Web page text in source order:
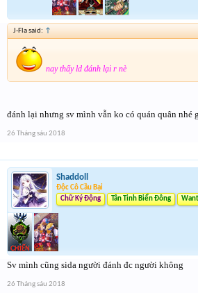
J-Fla said: ↑
nay thấy ld đánh lại r nè
đánh lại nhưng sv mình vẫn ko có quán quân nhé
26 Tháng sáu 2018
Shaddoll
Độc Cô Cầu Bại
Chữ Ký Động
Tân Tinh Biển Đông
Sv mình cũng sida người đánh đc người không
26 Tháng sáu 2018